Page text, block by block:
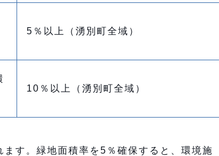
5％以上（湧別町全域）
10％以上（湧別町全域）
す。緑地面積率を5％確保すると、環境施